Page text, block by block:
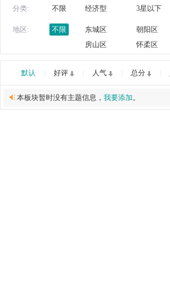
分类: 不限 经济型 3星以下
地区: 不限 东城区 朝阳区
房山区
怀柔区
默认 好评 人气 总分
本板块暂时没有主题信息， 我要添加。